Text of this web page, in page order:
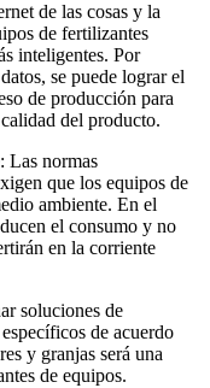
de las cosas y la
de fertilizantes
inteligentes. Por
se puede lograr el
de producción para
del producto.
Las normas
que los equipos de
ambiente. En el
el consumo y no
en la corriente
soluciones de
de acuerdo
y granjas será una
de equipos.